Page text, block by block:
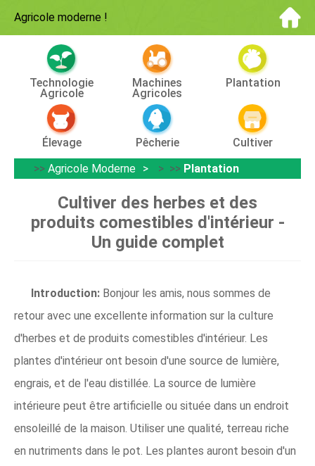
Agricole moderne !
Technologie
Agricole
Machines
Agricoles
Plantation
Élevage Pêcherie
Cultiver
>> Agricole Moderne > >> Plantation
Cultiver des herbes et des
produits comestibles d'intérieur -
Un guide complet
Introduction: Bonjour les amis, nous sommes de
retour avec une excellente information sur la culture
d'herbes et de produits comestibles d'intérieur. Les
plantes d'intérieur ont besoin d'une source de lumière,
engrais, et de l'eau distillée. La source de lumière
intérieure peut être artificielle ou située dans un endroit
ensoleillé de la maison. Utiliser une qualité, terreau riche
en nutriments dans le pot. Les plantes auront besoin d'un